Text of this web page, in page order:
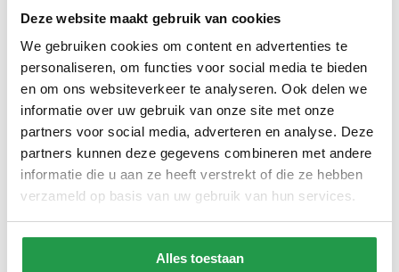
Deze website maakt gebruik van cookies
We gebruiken cookies om content en advertenties te
personaliseren, om functies voor social media te bieden
en om ons websiteverkeer te analyseren. Ook delen we
informatie over uw gebruik van onze site met onze
partners voor social media, adverteren en analyse. Deze
partners kunnen deze gegevens combineren met andere
informatie die u aan ze heeft verstrekt of die ze hebben
verzameld op basis van uw gebruik van hun services.
Alles toestaan
U-Bank Kos - Universeel - Slaapbank met ...